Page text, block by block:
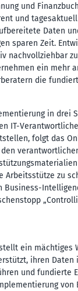
und
und
Daten
sparen Zeit.
nachvollziehbar
ein mehr
die
in drei
IT-
folgt das
Arbeitsstütze zu
Business-
ein mächtiges
ihren Daten
und fundierte
von